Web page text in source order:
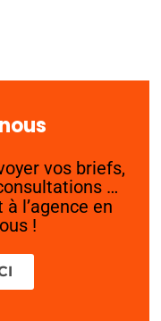
vos briefs,
…
l’agence en
!